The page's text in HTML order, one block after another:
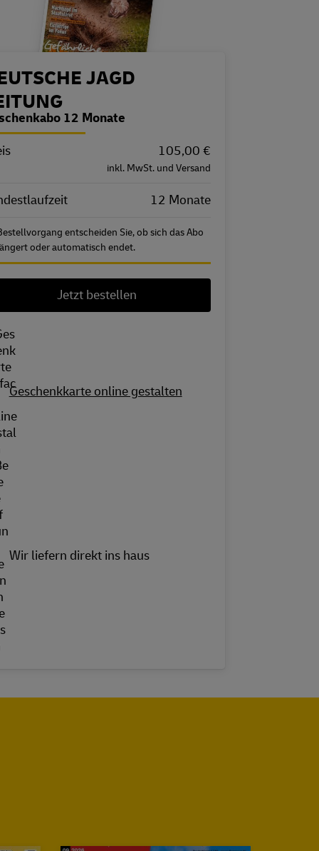
JAGD
12 Monate
105,00 €
inkl. MwSt. und Versand
12 Monate
entscheiden Sie, ob sich das Abo
oder automatisch endet.
Jetzt bestellen
Geschenkkarte online gestalten
Wir liefern direkt ins haus